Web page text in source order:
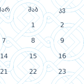
შაბ კვ
1 2
7 8 9
14 15 16
21 22 23